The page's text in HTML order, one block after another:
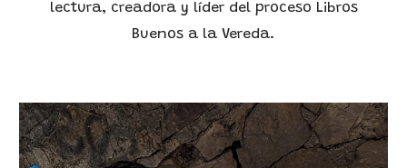
lectura, creadora y líder del proceso Libros
Buenos a la Vereda.